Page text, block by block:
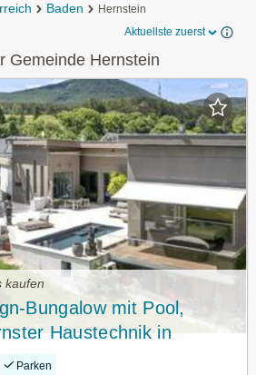
Baden
Hernstein
Aktuellste zuerst
Gemeinde Hernstein
kaufen
Bungalow mit Pool,
Haustechnik in
Parken